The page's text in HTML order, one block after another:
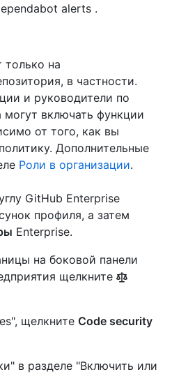
alerts .
только на
в частности.
и руководители по
могут включать функции
от того, как вы
Дополнительные
Роли в организации.
GitHub Enterprise
профиля, а затем
Enterprise.
на боковой панели
щелкните
щелкните Code security
в разделе "Включить или